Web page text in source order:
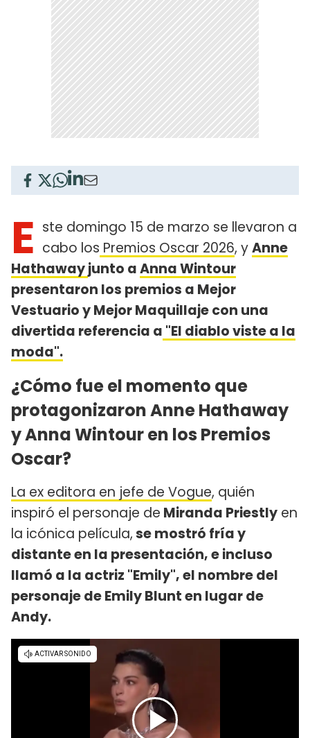
E ste domingo 15 de marzo se llevaron a
cabo los Premios Oscar 2026, yAnne
Hathawayjunto aAnna Wintour
presentaron los premios a Mejor
Vestuario y Mejor Maquillaje con una
divertida referencia a "El diablo viste a la
moda".
¿Cómo fue el momento que
protagonizaron Anne Hathaway
y Anna Wintour en los Premios
Oscar?
La ex editora en jefe de Vogue, quién
inspiró el personaje de Miranda Priestly en
la icónica película,se mostró fría y
distante en la presentación, e incluso
llamó a la actriz "Emily", el nombre del
personaje de Emily Blunt en lugar de
Andy.